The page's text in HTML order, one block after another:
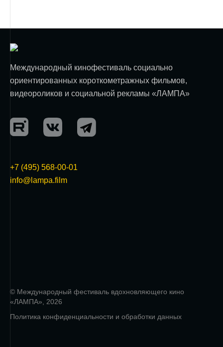
Международный кинофестиваль социально
ориентированных короткометражных фильмов,
видеороликов и социальной рекламы «ЛАМПА»
+7 (495) 568-00-01
info@lampa.film
© Международный фестиваль вдохновляющего кино
«ЛАМПА», 2026
Политика конфиденциальности и обработки данных